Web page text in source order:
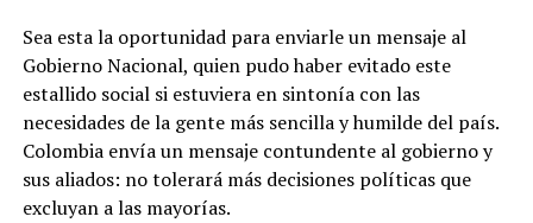
Sea esta la oportunidad para enviarle un mensaje al
Gobierno Nacional, quien pudo haber evitado este
estallido social si estuviera en sintonía con las
necesidades de la gente más sencilla y humilde del país.
Colombia envía un mensaje contundente al gobierno y
sus aliados: no tolerará más decisiones políticas que
excluyan a las mayorías.